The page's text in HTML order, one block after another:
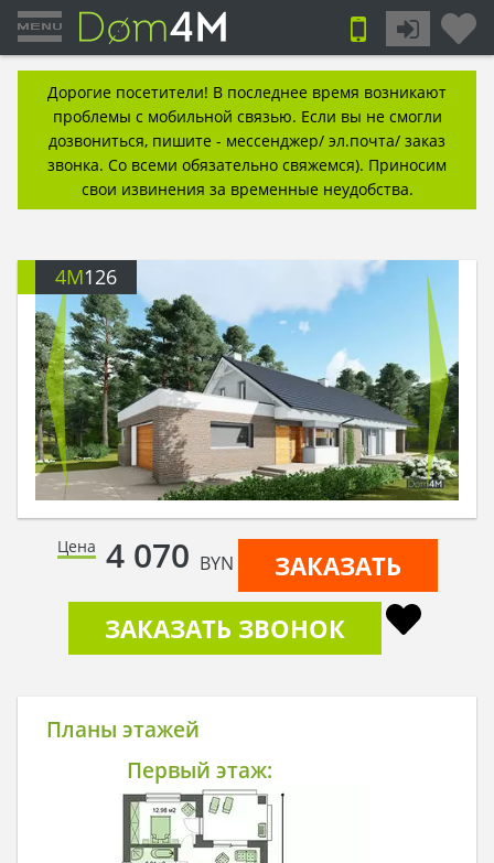
Дорогие посетители! В последнее время возникают
проблемы с мобильной связью. Если вы не смогли
дозвониться, пишите - мессенджер/ эл.почта/ заказ
звонка. Со всеми обязательно свяжемся). Приносим
свои извинения за временные неудобства.
4M126
Цена 4 070 BYN
ЗАКАЗАТЬ
ЗАКАЗАТЬ ЗВОНОК
Планы этажей
Первый этаж: